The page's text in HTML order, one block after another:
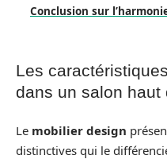
Conclusion sur
Les
dans un salon haut
Le mobilier design
distinctives qui le